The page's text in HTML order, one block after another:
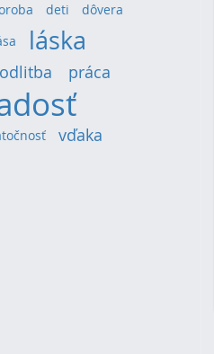
(4)deti (4)dôvera
láska
(8)práca
(20)
(4)vďaka